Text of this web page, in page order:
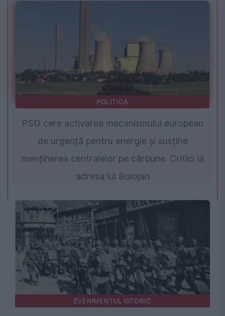
POLITICA
PSD cere activarea mecanismului european
de urgență pentru energie și susține
menținerea centralelor pe cărbune. Critici la
adresa lui Bolojan
EVENIMENTUL ISTORIC